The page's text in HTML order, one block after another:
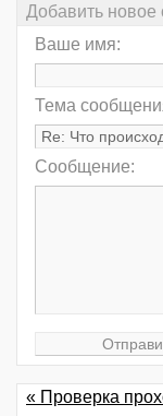
Добавить
Ваше имя:
Тема
Сообщение:
« Проверка